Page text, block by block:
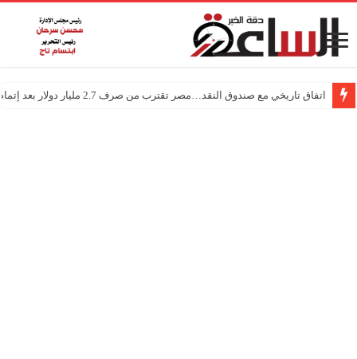
اتفاق تاريخي مع صندوق النقد…مصر تقترب من صرف 2.7 مليار دولار بعد إتمام المراجعتين